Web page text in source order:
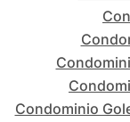
Condominio